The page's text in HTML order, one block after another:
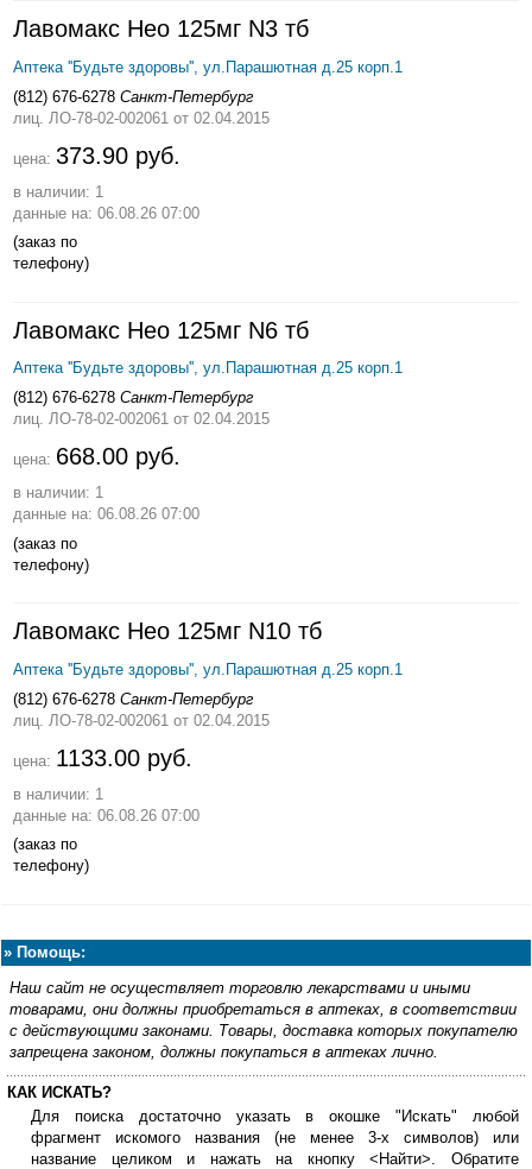
Лавомакс Нео 125мг N3 тб
Аптека ''Будьте здоровы'', ул.Парашютная д.25 корп.1
(812) 676-6278 Санкт-Петербург
лиц. ЛО-78-02-002061 от 02.04.2015
цена: 373.90 руб.
в наличии: 1
данные на: 06.08.26 07:00
(заказ по
телефону)
Лавомакс Нео 125мг N6 тб
Аптека ''Будьте здоровы'', ул.Парашютная д.25 корп.1
(812) 676-6278 Санкт-Петербург
лиц. ЛО-78-02-002061 от 02.04.2015
цена: 668.00 руб.
в наличии: 1
данные на: 06.08.26 07:00
(заказ по
телефону)
Лавомакс Нео 125мг N10 тб
Аптека ''Будьте здоровы'', ул.Парашютная д.25 корп.1
(812) 676-6278 Санкт-Петербург
лиц. ЛО-78-02-002061 от 02.04.2015
цена: 1133.00 руб.
в наличии: 1
данные на: 06.08.26 07:00
(заказ по
телефону)
» Помощь:
Наш сайт не осуществляет торговлю лекарствами и иными
товарами, они должны приобретаться в аптеках, в соответствии
с действующими законами. Товары, доставка которых покупателю
запрещена законом, должны покупаться в аптеках лично.
КАК ИСКАТЬ?
Для поиска достаточно указать в окошке "Искать" любой
фрагмент искомого названия (не менее 3-х символов) или
название целиком и нажать на кнопку <Найти>. Обратите